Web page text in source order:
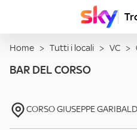
Home > Tutti i locali > VC >
BAR DEL CORSO
CORSO GIUSEPPE